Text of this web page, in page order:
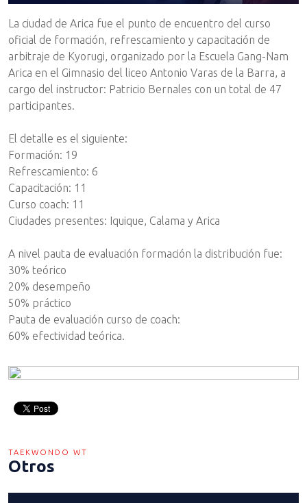
La ciudad de Arica fue el punto de encuentro del curso
oficial de formación, refrescamiento y capacitación de
arbitraje de Kyorugi, organizado por la Escuela Gang-Nam
Arica en el Gimnasio del liceo Antonio Varas de la Barra, a
cargo del instructor: Patricio Bernales con un total de 47
participantes.
El detalle es el siguiente:
Formación: 19
Refrescamiento: 6
Capacitación: 11
Curso coach: 11
Ciudades presentes: Iquique, Calama y Arica
A nivel pauta de evaluación formación la distribución fue:
30% teórico
20% desempeño
50% práctico
Pauta de evaluación curso de coach:
60% efectividad teórica.
TAEKWONDO WT
Otros